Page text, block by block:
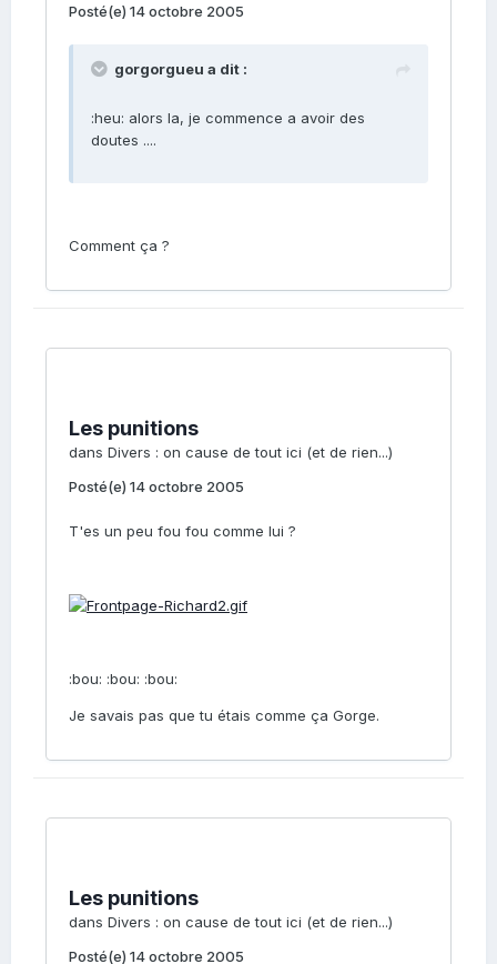
Posté(e) 14 octobre 2005
gorgorgueu a dit :
:heu: alors la, je commence a avoir des
doutes ....
Comment ça ?
Les punitions
dans Divers : on cause de tout ici (et de rien...)
Posté(e) 14 octobre 2005
T'es un peu fou fou comme lui ?
:bou: :bou: :bou:
Je savais pas que tu étais comme ça Gorge.
Les punitions
dans Divers : on cause de tout ici (et de rien...)
Posté(e) 14 octobre 2005